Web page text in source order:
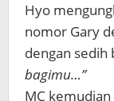
Hyo
nomor Gary
dengan sedih
bagimu…”
MC